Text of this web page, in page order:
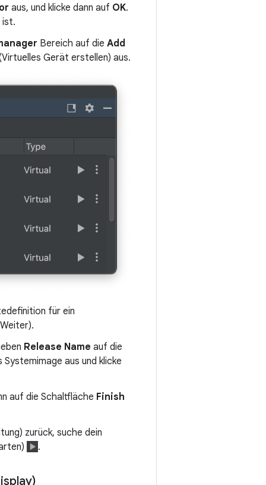
aus, und klicke dann auf OK.
ist.
Bereich auf die Add
Gerät erstellen) aus.
für ein
Release Name auf die
aus und klicke
auf die Schaltfläche Finish
zurück, suche dein
.